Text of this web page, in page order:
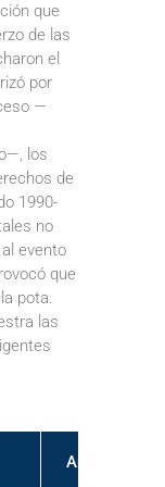
que
de las
el
por
—
los
de
1990-
no
evento
que
pota.
las
Año